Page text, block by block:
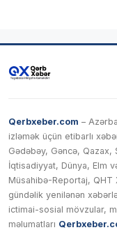
Qerbxeber.com –
izləmək üçün etibarlı
Gədəbəy, Gəncə, Qazax,
İqtisadiyyat, Dünya, Elm
Müsahibə-Reportaj,
gündəlik yenilənən
ictimai-sosial mövzular,
məlumatları